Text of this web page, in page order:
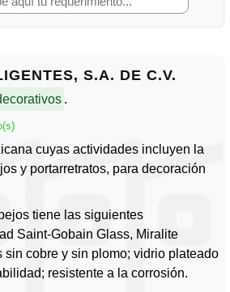
Industrializados, S.A. de C.V.
S.A. DE C.V.
.
cuyas actividades incluyen la
y portarretratos, para decoración
tiene las siguientes
Saint-Gobain Glass, Miralite
sin cobre y sin plomo; vidrio plateado
resistente a la corrosión.